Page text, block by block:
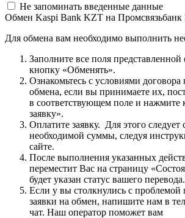
Не запоминать введенные данные
Обмен Kaspi Bank KZT на Промсвязьбанк
Для обмена вам необходимо выполнить
Заполните все поля
кнопку «Обменять».
Ознакомьтесь с условиями договора
обмена, если вы принимаете их,
в соответствующем поле и нажмите
заявку».
Оплатите заявку. Для этого следует
необходимой суммы, следуя
сайте.
После выполнения указанных
переместит Вас на страницу
будет указан статус вашего перевода.
Если у вы столкнулись с проблемой
заявки на обмен, напишите нам в
чат. Наш оператор поможет вам